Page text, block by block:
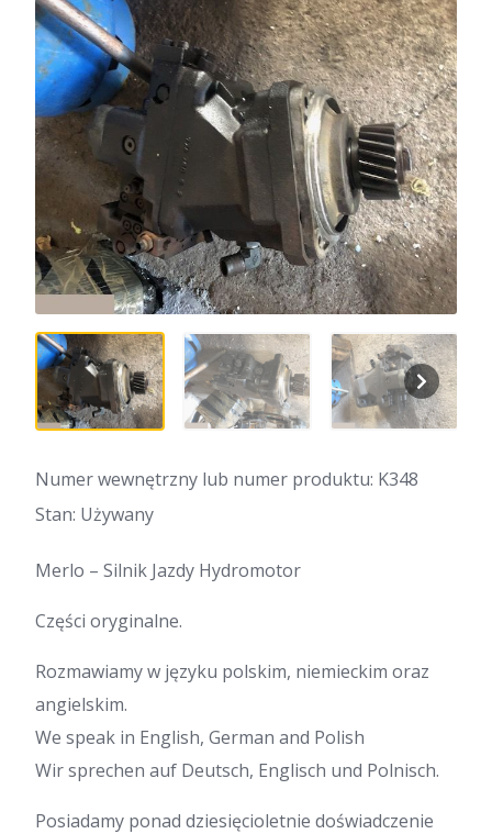
Numer wewnętrzny lub numer produktu: K348
Stan: Używany
Merlo – Silnik Jazdy Hydromotor
Części oryginalne.
Rozmawiamy w języku polskim, niemieckim oraz
angielskim.
We speak in English, German and Polish
Wir sprechen auf Deutsch, Englisch und Polnisch.
Posiadamy ponad dziesięcioletnie doświadczenie